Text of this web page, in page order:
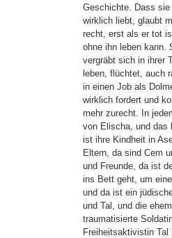
Geschichte. Dass
wirklich liebt, glaubt
recht, erst als er tot
ohne ihn leben kann.
vergräbt sich in ihrer
leben, flüchtet, auch
in einen Job als
wirklich fordert und
mehr zurecht. In
von Elischa, und das
ist ihre Kindheit in
Eltern, da sind Cem
und Freunde, da ist
ins Bett geht, um
und da ist ein
und Tal, und die
traumatisierte
Freiheitsaktivistin